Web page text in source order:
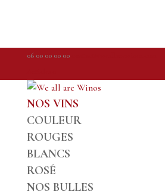
06 00 00 00 00
NOS VINS
COULEUR
ROUGES
BLANCS
ROSÉ
NOS BULLES